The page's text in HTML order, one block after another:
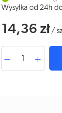
Wysyłka od 24h
14,36 zł /